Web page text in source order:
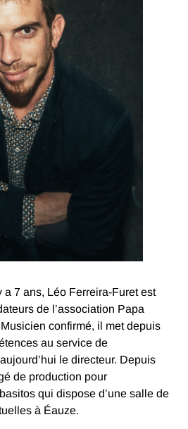
a 7 ans, Léo Ferreira-Furet est
de l’association Papa
confirmé, il met depuis
au service de
le directeur. Depuis
de production pour
qui dispose d’une salle de
à Éauze.